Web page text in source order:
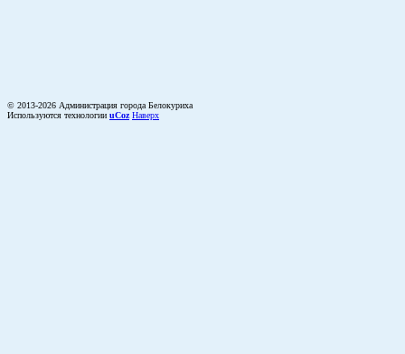
© 2013-2026 Администрация города Белокуриха
Используются технологии uCoz Наверх